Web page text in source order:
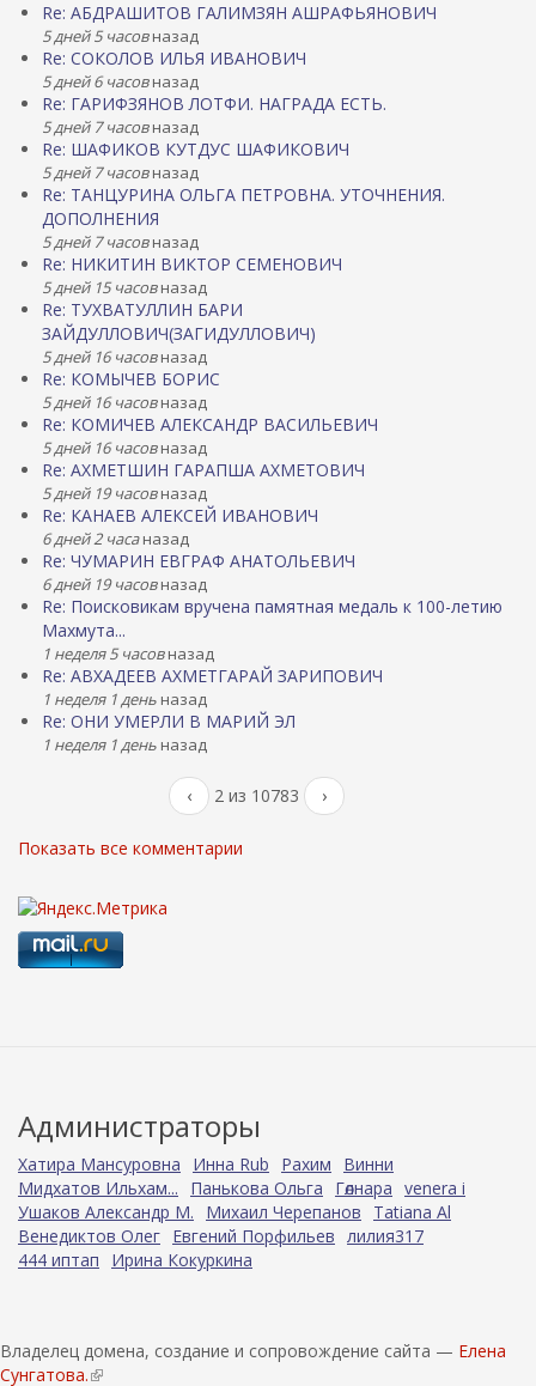
Re: АБДРАШИТОВ ГАЛИМЗЯН АШРАФЬЯНОВИЧ
5 дней 5 часовназад
Re: СОКОЛОВ ИЛЬЯ ИВАНОВИЧ
5 дней 6 часовназад
Re: ГАРИФЗЯНОВ ЛОТФИ. НАГРАДА ЕСТЬ.
5 дней 7 часовназад
Re: ШАФИКОВ КУТДУС ШАФИКОВИЧ
5 дней 7 часовназад
Re: ТАНЦУРИНА ОЛЬГА ПЕТРОВНА. УТОЧНЕНИЯ.
ДОПОЛНЕНИЯ
5 дней 7 часовназад
Re: НИКИТИН ВИКТОР СЕМЕНОВИЧ
5 дней 15 часовназад
Re: ТУХВАТУЛЛИН БАРИ
ЗАЙДУЛЛОВИЧ(ЗАГИДУЛЛОВИЧ)
5 дней 16 часовназад
Re: КОМЫЧЕВ БОРИС
5 дней 16 часовназад
Re: КОМИЧЕВ АЛЕКСАНДР ВАСИЛЬЕВИЧ
5 дней 16 часовназад
Re: АХМЕТШИН ГАРАПША АХМЕТОВИЧ
5 дней 19 часовназад
Re: КАНАЕВ АЛЕКСЕЙ ИВАНОВИЧ
6 дней 2 часаназад
Re: ЧУМАРИН ЕВГРАФ АНАТОЛЬЕВИЧ
6 дней 19 часовназад
Re: Поисковикам вручена памятная медаль к 100-летию
Махмута...
1 неделя 5 часовназад
Re: АВХАДЕЕВ АХМЕТГАРАЙ ЗАРИПОВИЧ
1 неделя 1 день назад
Re: ОНИ УМЕРЛИ В МАРИЙ ЭЛ
1 неделя 1 день назад
‹ 2 из 10783 ›
Показать все комментарии
Администраторы
Хатира Мансуровна Инна Rub Рахим
Винни
Мидхатов Ильхам...
Панькова Ольга Гөлнара venera i
Ушаков Александр М.
Михаил Черепанов
Tatiana Al
Венедиктов Олег Евгений Порфильев лилия317
444 иптап
Ирина Кокуркина
Владелец домена, создание и сопровождение сайта — Елена
Сунгатова.(